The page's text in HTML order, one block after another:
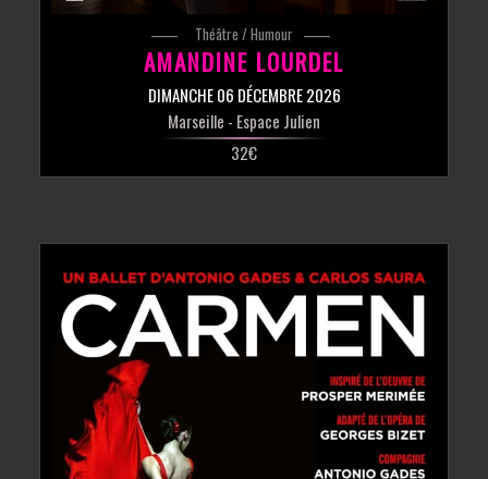
Théâtre / Humour
AMANDINE LOURDEL
DIMANCHE 06 DÉCEMBRE 2026
Marseille - Espace Julien
32€